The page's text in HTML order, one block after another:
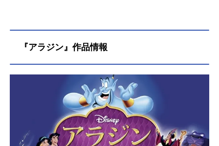
『アラジン』作品情報